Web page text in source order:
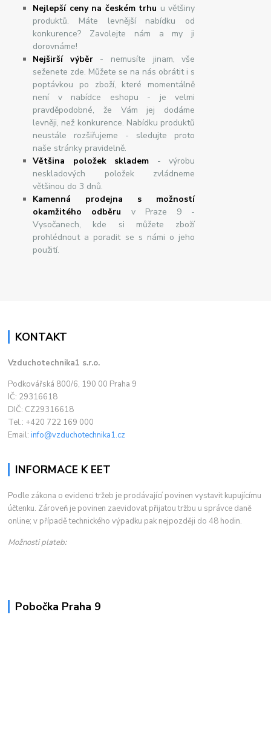
Nejlepší ceny na českém trhu u většiny
produktů. Máte levnější nabídku od
konkurence? Zavolejte nám a my ji
dorovnáme!
Nejširšívýběr- nemusíte jinam, vše
seženete zde. Můžete se na nás obrátit i s
poptávkou po zboží, které momentálně
není v nabídce eshopu - je velmi
pravděpodobné, že Vám jej dodáme
levněji, než konkurence. Nabídku produktů
neustále rozšiřujeme - sledujte proto
naše stránky pravidelně.
Většina položek skladem - výrobu
neskladových položek zvládneme
většinou do 3 dnů.
Kamenná prodejna s možností
okamžitého odběru v Praze 9 -
Vysočanech, kde si můžete zboží
prohlédnout a poradit se s námi o jeho
použití.
KONTAKT
Vzduchotechnika1 s.r.o.
Podkovářská 800/6, 190 00 Praha 9
IČ: 29316618
DIČ: CZ29316618
Tel.: +420 722 169 000
Email:info@vzduchotechnika1.cz
INFORMACE K EET
Podle zákona o evidenci tržeb je prodávající povinen vystavit kupujícímu
účtenku. Zároveň je povinen zaevidovat přijatou tržbu u správce daně
online; v případě technického výpadku pak nejpozději do 48 hodin.
Možnosti plateb:
Pobočka Praha 9